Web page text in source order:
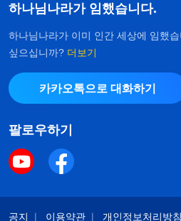
하나님나라가 임했습니다.
하나님나라가 이미 인간 세상에 임했
싶으십니까? 더보기
카카오톡으로 대화하기
팔로우하기
공지 이용약관 개인정보처리방침